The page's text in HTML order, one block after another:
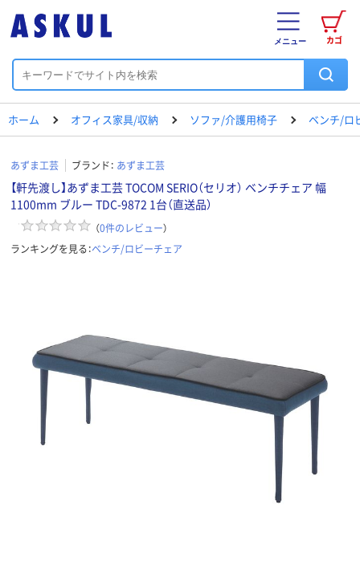
カゴ
メニュー
ホーム オフィス家具/収納 ソファ/介護用椅子 ベンチ/ロ
あずま工芸 ブランド： あずま工芸
【軒先渡し】あずま工芸 TOCOM SERIO（セリオ） ベンチチェア 幅
1100mm ブルー TDC-9872 1台（直送品）
（0件のレビュー）
ランキングを見る：ベンチ/ロビーチェア